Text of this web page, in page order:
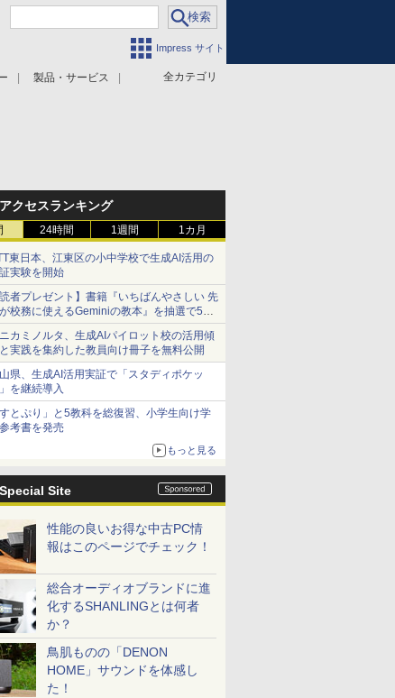
Impress サイト
全カテゴリ
製品・サービス
アクセスランキング
24時間 1週間 1カ月
東日本、江東区の小中学校で生成AI活用の
実験を開始
読者プレゼント】書籍『いちばんやさしい 先
校務に使えるGeminiの教本』を抽選で5名
プレゼント ――応募締切は2026年8月12
水）まで
カミノルタ、生成AIパイロット校の活用傾
実践を集約した教員向け冊子を無料公開
県、生成AI活用実証で「スタディポケッ
」を継続導入
すとぷり」と5教科を総復習、小学生向け学
考書を発売
もっと見る
Special Site
性能の良いお得な中古PC情
報はこのページでチェック！
総合オーディオブランドに進
化するSHANLINGとは何者
か？
鳥肌ものの「DENON
HOME」サウンドを体感し
た！